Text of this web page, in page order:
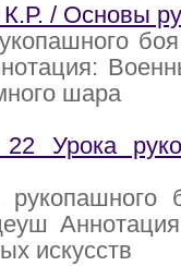
/ Основы
шара
Урока
искусств